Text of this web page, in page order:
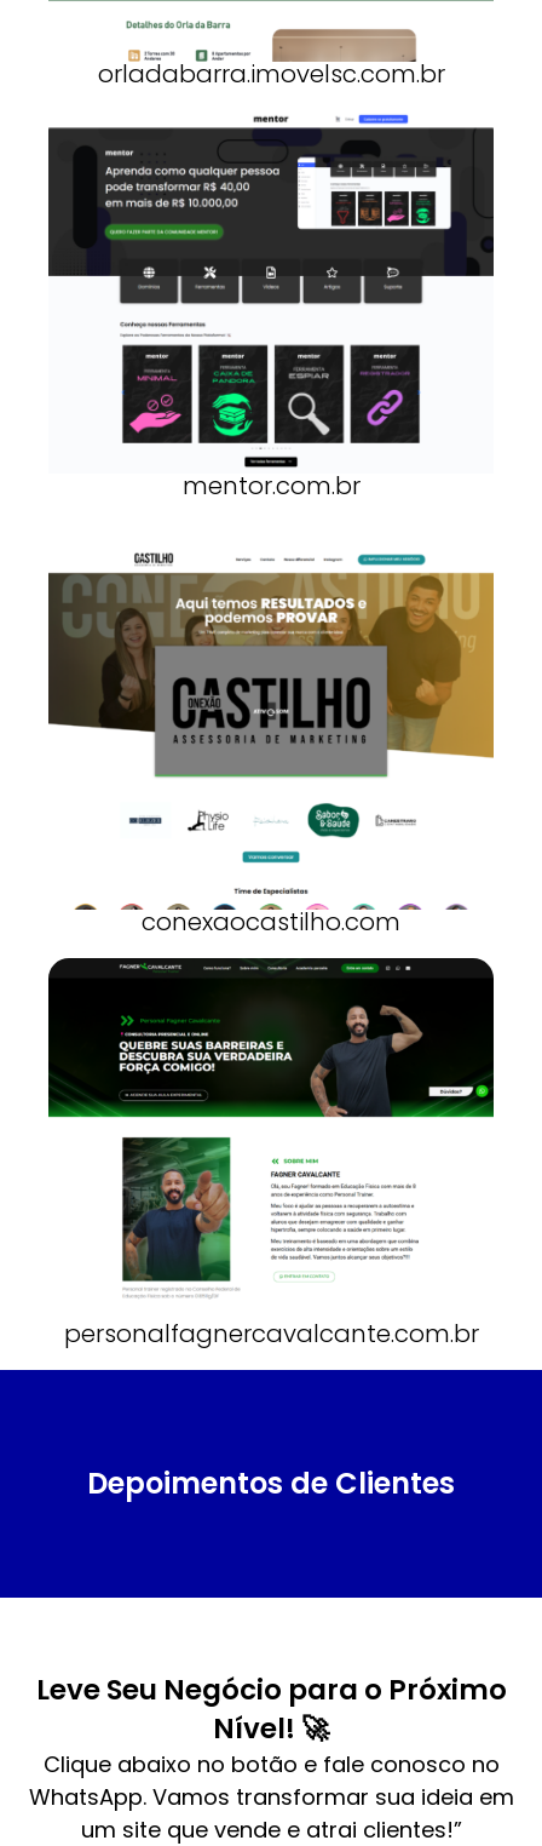
orladabarra.imovelsc.com.br
mentor.com.br
conexaocastilho.com
personalfagnercavalcante.com.br
Depoimentos de Clientes
Leve Seu Negócio para o Próximo
Nível! 🚀
Clique abaixo no botão e fale conosco no
WhatsApp. Vamos transformar sua ideia em
um site que vende e atrai clientes!”